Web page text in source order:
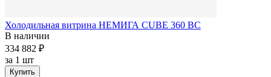
Холодильная витрина НЕМИГА CUBE 360 ВС
В наличии
334 882 ₽
за 1 шт
Купить